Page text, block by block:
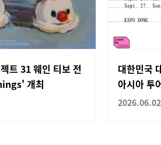
트 31 웨인 티보 전
개최
대한민국
아시아 투
2026.06.02